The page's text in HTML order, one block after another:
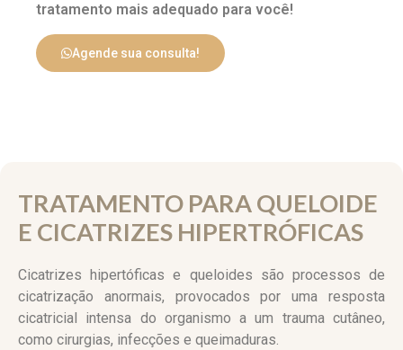
tratamento mais adequado para você!
Agende sua consulta!
TRATAMENTO PARA QUELOIDE
E CICATRIZES HIPERTRÓFICAS
Cicatrizes hipertóficas e queloides são processos de
cicatrização anormais, provocados por uma resposta
cicatricial intensa do organismo a um trauma cutâneo,
como cirurgias, infecções e queimaduras.